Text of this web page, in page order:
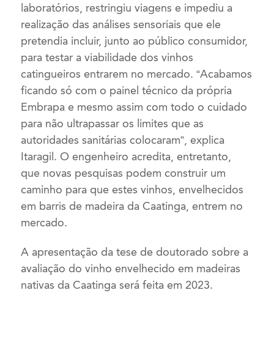
laboratórios, restringiu viagens e impediu a
realização das análises sensoriais que ele
pretendia incluir, junto ao público consumidor,
para testar a viabilidade dos vinhos
catingueiros entrarem no mercado. “Acabamos
ficando só com o painel técnico da própria
Embrapa e mesmo assim com todo o cuidado
para não ultrapassar os limites que as
autoridades sanitárias colocaram”, explica
Itaragil. O engenheiro acredita, entretanto,
que novas pesquisas podem construir um
caminho para que estes vinhos, envelhecidos
em barris de madeira da Caatinga, entrem no
mercado.
A apresentação da tese de doutorado sobre a
avaliação do vinho envelhecido em madeiras
nativas da Caatinga será feita em 2023.